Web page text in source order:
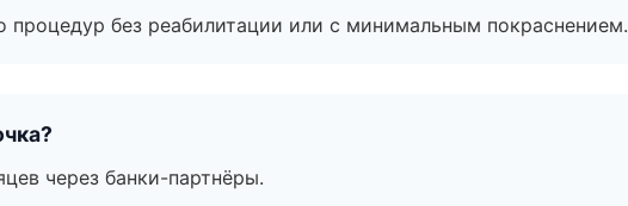
процедур без реабилитации или с минимальным покраснением.
через банки-партнёры.